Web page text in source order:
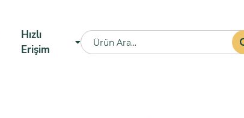
Hızlı
Erişim